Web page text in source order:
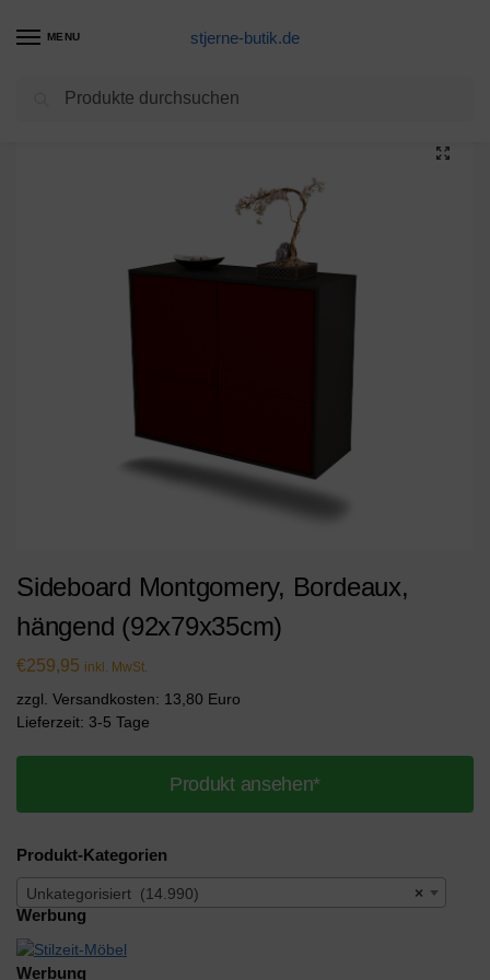
MENU stjerne-butik.de
Unkategorisiert / Sideboard Montgomery, Bordeaux, hängend (92x79x35cm)
Sideboard Montgomery, Bordeaux,
hängend (92x79x35cm)
€259,95 inkl. MwSt.
zzgl. Versandkosten: 13,80 Euro
Lieferzeit: 3-5 Tage
Produkt ansehen*
Produkt-Kategorien
×
Unkategorisiert (14.990)
Werbung
Werbung